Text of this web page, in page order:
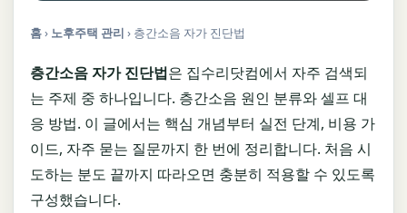
홈› 노후주택 관리 › 층간소음 자가 진단법
층간소음 자가 진단법은 집수리닷컴에서 자주 검색되
는 주제 중 하나입니다. 층간소음 원인 분류와 셀프 대
응 방법. 이 글에서는 핵심 개념부터 실전 단계, 비용 가
이드, 자주 묻는 질문까지 한 번에 정리합니다. 처음 시
도하는 분도 끝까지 따라오면 충분히 적용할 수 있도록
구성했습니다.